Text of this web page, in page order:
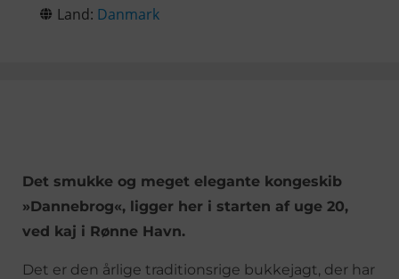
Land: Danmark
Det smukke og meget elegante kongeskib
»Dannebrog«, ligger her i starten af uge 20,
ved kaj i Rønne Havn.
Det er den årlige traditionsrige bukkejagt, der har